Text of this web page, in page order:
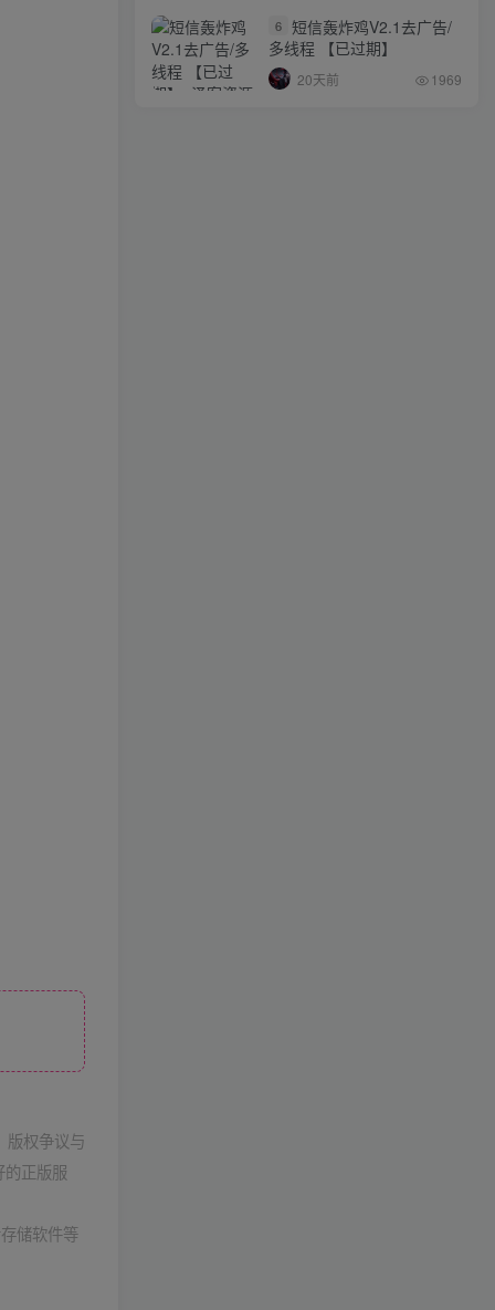
版权争议与
正版服
储软件等
6 短信轰炸鸡V2.1去广告/
多线程 【已过期】
20天前 1969